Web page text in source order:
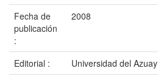
Fecha de
publicación
:
2008
Editorial :
Universidad del Azuay